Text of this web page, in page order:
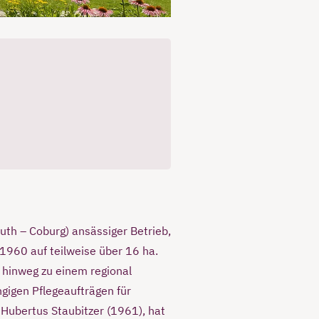
– Coburg) ansässiger Betrieb,
auf teilweise über 16 ha.
zu einem regional
Pflegeaufträgen für
Staubitzer (1961), hat